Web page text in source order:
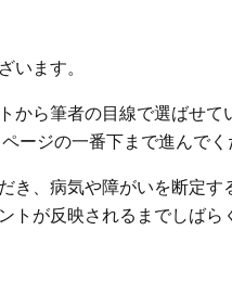
います。
から筆者の目線で選ばせ
ジの一番下まで進んでく
、病気や障がいを断定す
トが反映されるまでしばら